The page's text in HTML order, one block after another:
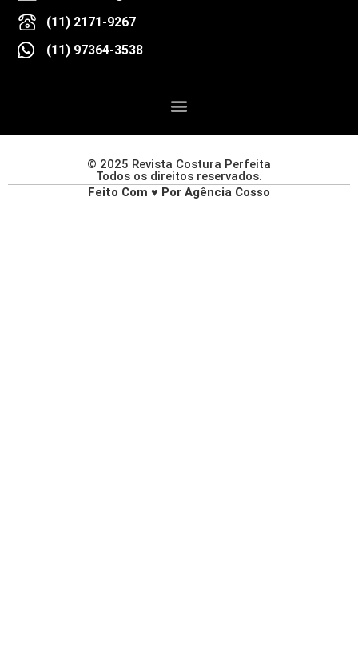
(11) 2171-9267
(11) 97364-3538
© 2025 Revista Costura Perfeita
Todos os direitos reservados.
Feito Com ♥ Por Agência Cosso